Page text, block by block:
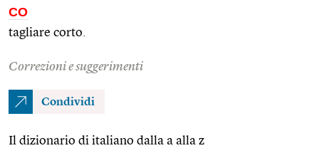
CO
tagliare corto.
Correzioni e suggerimenti
Condividi
Il dizionario di italiano dalla a alla z